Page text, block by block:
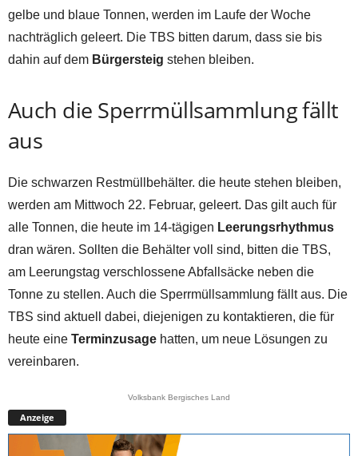
gelbe und blaue Tonnen, werden im Laufe der Woche
nachträglich geleert. Die TBS bitten darum, dass sie bis
dahin auf dem Bürgersteig stehen bleiben.
Auch die Sperrmüllsammlung fällt
aus
Die schwarzen Restmüllbehälter. die heute stehen bleiben,
werden am Mittwoch 22. Februar, geleert. Das gilt auch für
alle Tonnen, die heute im 14-tägigen Leerungsrhythmus
dran wären. Sollten die Behälter voll sind, bitten die TBS,
am Leerungstag verschlossene Abfallsäcke neben die
Tonne zu stellen. Auch die Sperrmüllsammlung fällt aus. Die
TBS sind aktuell dabei, diejenigen zu kontaktieren, die für
heute eine Terminzusage hatten, um neue Lösungen zu
vereinbaren.
Volksbank Bergisches Land
Anzeige